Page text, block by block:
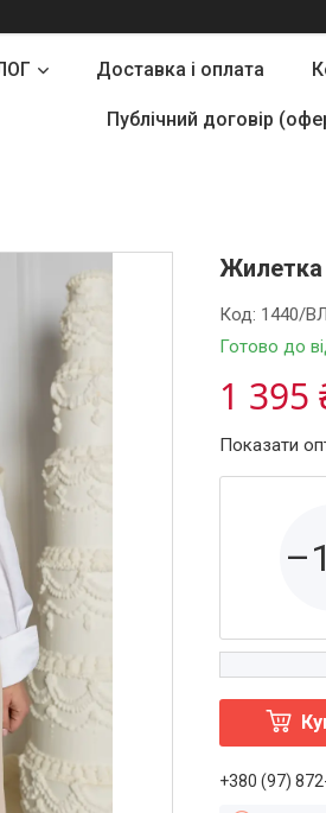
Доставка і оплата
Публічний договір
Жилетка
Готово до
Код: 1440/ВЛ
1 395
Показати
+380 (97)